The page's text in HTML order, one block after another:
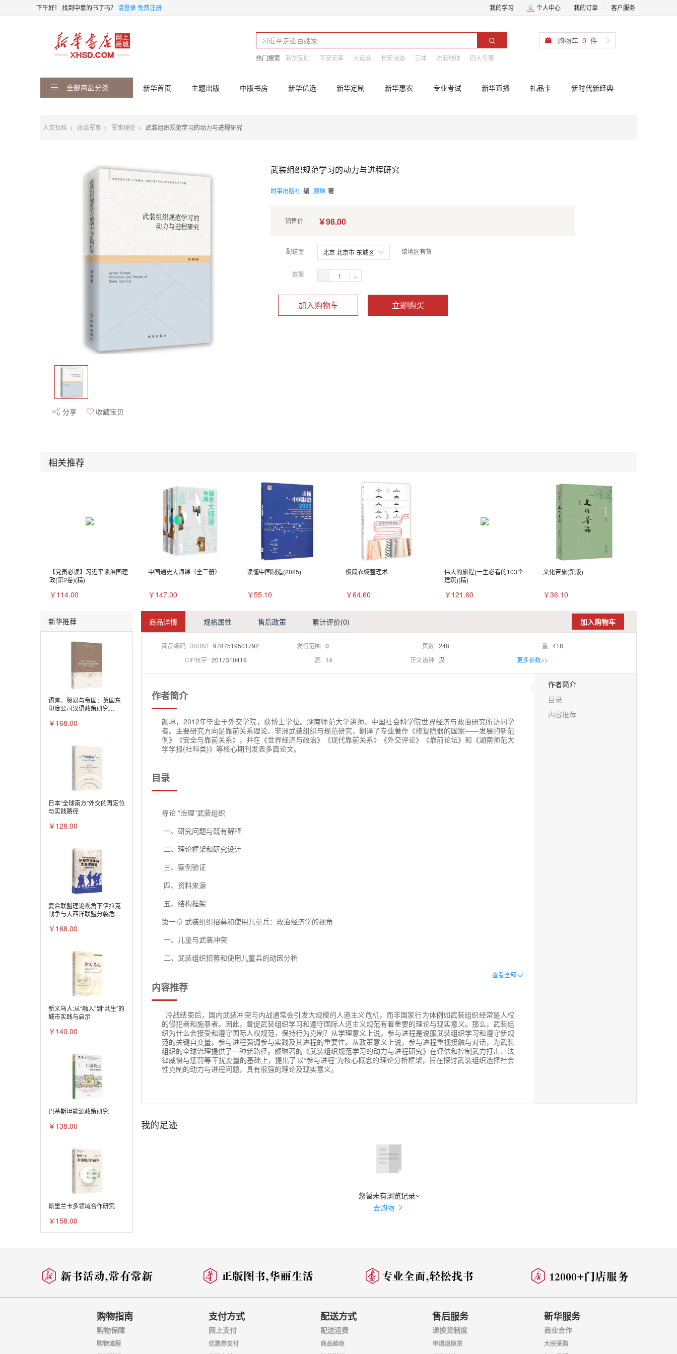
下午好！ 找到中意的书了吗？ 请登录免费注册 我的学习 个人中心 我的订单 客户服务
热门搜索 新华定制 平安无事 大运会 长安诗选 三体 流浪地球 四大名著
购物车 0 件
全部商品分类 新华首页 主题出版 中版书房 新华优选 新华定制 新华惠农 专业考试 新华直播 礼品卡 新时代新经典
人文社科 政治军事 军事理论 武装组织规范学习的动力与进程研究
分享 收藏宝贝
武装组织规范学习的动力与进程研究
时事出版社 编 颜琳 著
销售价 ￥98.00
配送至 北京 北京市 东城区 该地区有货
数量 - +
加入购物车 立即购买
相关推荐
【党员必读】习近平谈治国理
政(第2卷)(精)
￥114.00
中国通史大师课（全三册）
￥147.00
读懂中国制造(2025)
￥55.10
极简衣橱整理术
￥64.60
伟大的旅程(一生必看的103个
建筑)(精)
￥121.60
文化苦旅(新版)
￥36.10
新华推荐
语言、贸易与帝国：英国东
印度公司汉语政策研究
￥168.00
日本“全球南方”外交的再定位
与实践路径
￥128.00
复合联盟理论视角下伊拉克
战争与大西洋联盟分裂危机
￥168.00
新义乌人:从“融入”到“共生”的
城市实践与启示
￥140.00
巴基斯坦能源政策研究
￥138.00
斯里兰卡多领域合作研究
￥158.00
商品详情 规格属性 售后政策 累计评价(0) 加入购物车
商品编码（ISBN） 9787519501792 发行范围 0 页数 248 重 418
CIP核字 2017310419 高 14 正文语种 汉 更多参数>>
作者简介
颜琳，2012年毕业于外交学院，获博士学位。湖南师范大学讲师，中国社会科学院世界经济与政治研究所访问学
者。主要研究方向是靠前关系理论、非洲武装组织与规范研究，翻译了专业著作《修复脆弱的国家――发展的新范
例》《安全与靠前关系》，并在《世界经济与政治》《现代靠前关系》《外交评论》《靠前论坛》和《湖南师范大
学学报(社科类)》等核心期刊发表多篇论文。
目录
导论 “治理”武装组织
一、研究问题与既有解释
二、理论框架和研究设计
三、案例验证
四、资料来源
五、结构框架
第一章 武装组织招募和使用儿童兵：政治经济学的视角
一、儿童与武装冲突
二、武装组织招募和使用儿童兵的动因分析
第二章 社会性克制：武装组织行为的规范性分析
一、儿童兵规范的发展历程
二、国际社会与儿童保护
三、社会性克制：概念界定与辨析
第三章 参与进程：社会性克制的动力与进程
二、参与进程：概念界定与辨析
三、基本假定
第五章 “上帝抵抗军”——失败的参与进程
一、北乌干达冲突以及“上帝抵抗军”的背景介绍
三、朱巴和平进程
四、验证与分析
查看全部
内容推荐
冷战结束后，国内武装冲突与内战通常会引发大规模的人道主义危机，而非国家行为体例如武装组织经常是人权
的侵犯者和施暴者。因此，督促武装组织学习和遵守国际人道主义规范有着重要的理论与现实意义。那么，武装组
织为什么会接受和遵守国际人权规范，保持行为克制？从学理意义上说，参与进程是说服武装组织学习和遵守新规
范的关键自变量。参与进程强调参与实践及其进程的重要性。从政策意义上说，参与进程重视接触与对话，为武装
组织的全球治理提供了一种新路径。颜琳著的《武装组织规范学习的动力与进程研究》在评估和控制武力打击、法
律威慑与惩罚等干扰变量的基础上，提出了以“参与进程”为核心概念的理论分析框架，旨在探讨武装组织选择社会
性克制的动力与进程问题，具有很强的理论及现实意义。
作者简介
目录
内容推荐
我的足迹
您暂未有浏览记录~
去购物
购物指南
购物保障
购物流程
支付方式
网上支付
优惠券支付
配送方式
配送运费
商品验收
售后服务
退换货制度
申请退换货
新华服务
商业合作
大宗采购